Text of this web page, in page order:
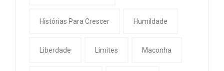
Histórias Para Crescer Humildade
Liberdade Limites Maconha